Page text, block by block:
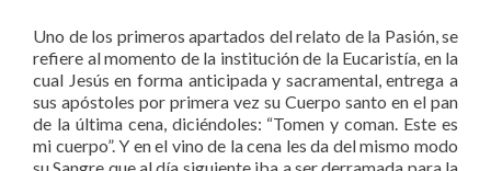
Uno de los primeros apartados del relato de la Pasión, se
refiere al momento de la institución de la Eucaristía, en la
cual Jesús en forma anticipada y sacramental, entrega a
sus apóstoles por primera vez su Cuerpo santo en el pan
de la última cena, diciéndoles: “Tomen y coman. Este es
mi cuerpo”. Y en el vino de la cena les da del mismo modo